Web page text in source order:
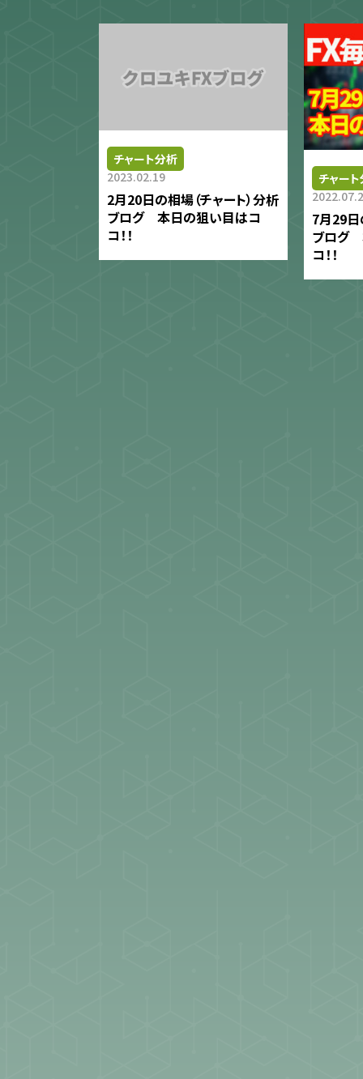
チャート分析
2023.02.19
2月20日の相場（チャート）分析
ブログ 本日の狙い目はコ
コ！！
チャー
7月29日
ブログ
コ！！